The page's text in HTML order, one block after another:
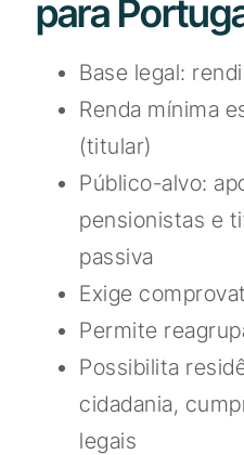
para
Base legal:
Renda mínima
(titular)
Público-alvo:
pensionistas e
passiva
Exige
Permite
Possibilita
cidadania,
legais